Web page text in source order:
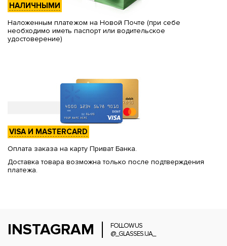
НАЛИЧНЫМИ
Наложенным платежом на Новой Почте (при себе
необходимо иметь паспорт или водительское
удостоверение)
VISA И MASTERCARD
Оплата заказа на карту Приват Банка.
Доставка товара возможна только после подтверждения
платежа.
INSTAGRAM
FOLLOW US
@_GLASSES.UA_